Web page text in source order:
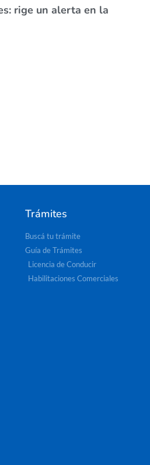
rige un alerta en la
Trámites
Buscá tu trámite
Guía de Trámites
Licencia de Conducir
Habilitaciones Comerciales